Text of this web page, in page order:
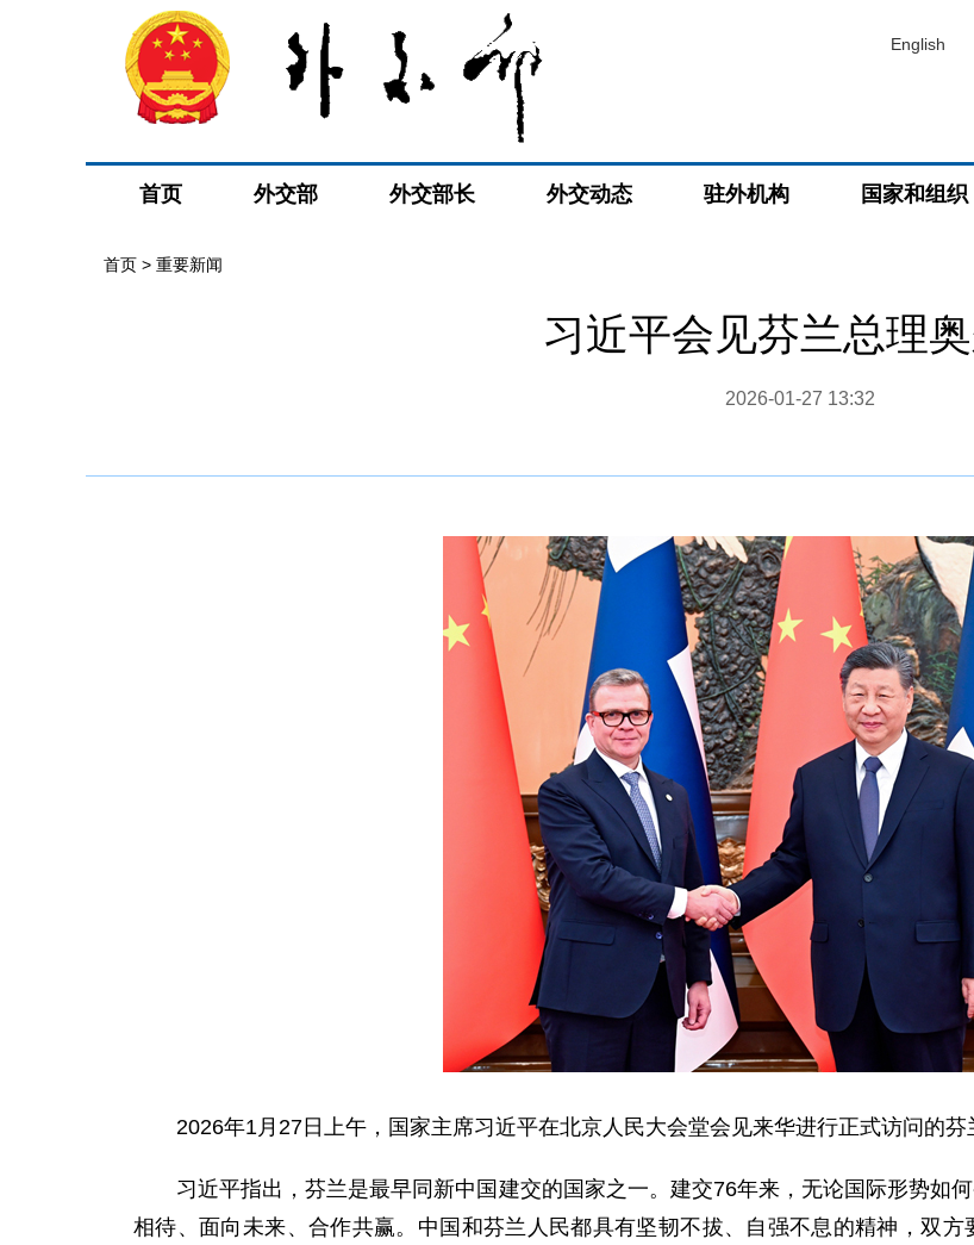
English
首页 外交部 外交部长 外交动态 驻外机构 国家和组织
首页 > 重要新闻
习近平会见芬兰总理
2026-01-27 13:32
2026年1月27日上午，国家主席习近平在北京人民大会堂会见来华进行正式访问的芬
习近平指出，芬兰是最早同新中国建交的国家之一。建交76年来，无论国际形势如
相待、面向未来、合作共赢。中国和芬兰人民都具有坚韧不拔、自强不息的精神，双